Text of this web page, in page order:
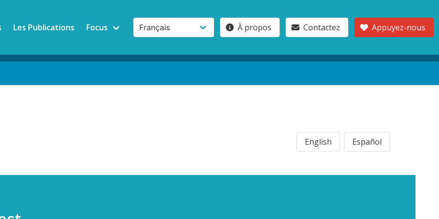
Les Publications Focus À propos Contactez Appuyez-nous
English Español